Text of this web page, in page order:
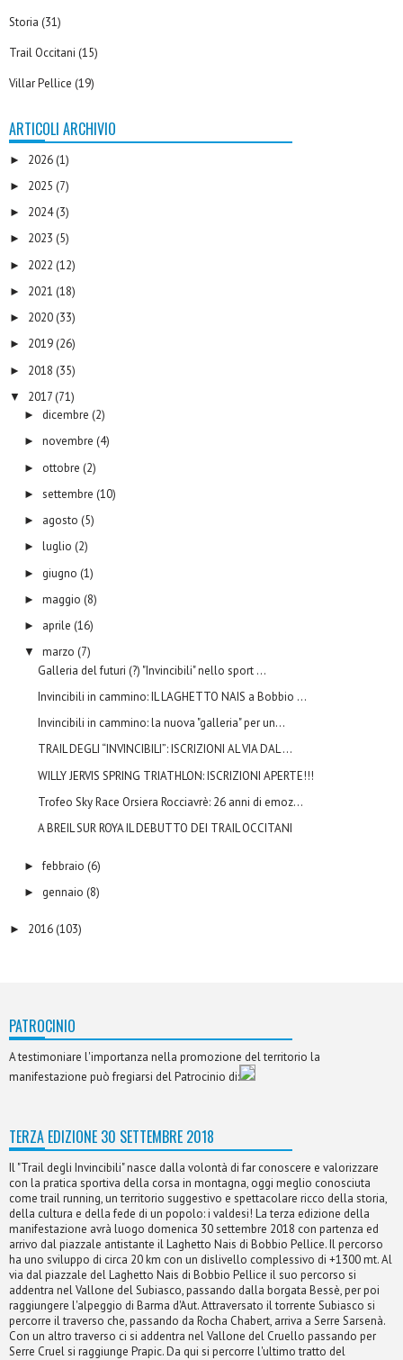
Storia (31)
Trail Occitani (15)
Villar Pellice (19)
ARTICOLI ARCHIVIO
► 2026 (1)
► 2025 (7)
► 2024(3)
► 2023 (5)
► 2022 (12)
► 2021 (18)
► 2020 (33)
► 2019 (26)
► 2018 (35)
▼ 2017 (71)
► dicembre (2)
► novembre (4)
► ottobre (2)
► settembre (10)
► agosto (5)
► luglio (2)
► giugno (1)
► maggio (8)
► aprile (16)
▼ marzo (7)
Galleria del futuri (?) "Invincibili" nello sport ...
Invincibili in cammino: IL LAGHETTO NAIS a Bobbio ...
Invincibili in cammino: la nuova "galleria" per un...
TRAIL DEGLI “INVINCIBILI”: ISCRIZIONI AL VIA DAL ...
WILLY JERVIS SPRING TRIATHLON: ISCRIZIONI APERTE!!!
Trofeo Sky Race Orsiera Rocciavrè: 26 anni di emoz...
A BREIL SUR ROYA IL DEBUTTO DEI TRAIL OCCITANI
►febbraio (6)
► gennaio (8)
► 2016 (103)
PATROCINIO
A testimoniare l'importanza nella promozione del territorio la
manifestazione può fregiarsi del Patrocinio di:
TERZA EDIZIONE 30 SETTEMBRE 2018
Il "Trail degli Invincibili" nasce dalla volontà di far conoscere e valorizzare
con la pratica sportiva della corsa in montagna, oggi meglio conosciuta
come trail running, un territorio suggestivo e spettacolare ricco della storia,
della cultura e della fede di un popolo: i valdesi! La terza edizione della
manifestazione avrà luogo domenica 30 settembre 2018 con partenza ed
arrivo dal piazzale antistante il Laghetto Nais di Bobbio Pellice. Il percorso
ha uno sviluppo di circa 20 km con un dislivello complessivo di +1300 mt. Al
via dal piazzale del Laghetto Nais di Bobbio Pellice il suo percorso si
addentra nel Vallone del Subiasco, passando dalla borgata Bessè, per poi
raggiungere l'alpeggio di Barma d'Aut. Attraversato il torrente Subiasco si
percorre il traverso che, passando da Rocha Chabert, arriva a Serre Sarsenà.
Con un altro traverso ci si addentra nel Vallone del Cruello passando per
Serre Cruel si raggiunge Prapic. Da qui si percorre l'ultimo tratto del